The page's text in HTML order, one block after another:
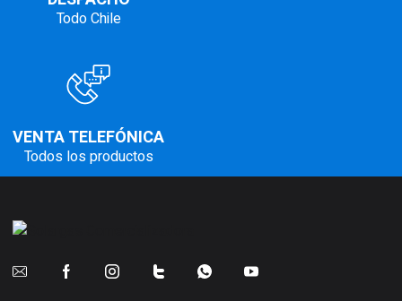
Todo Chile
VENTA TELEFÓNICA
Todos los productos